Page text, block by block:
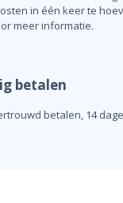
in één keer te
meer informatie.
betalen
betalen, 14